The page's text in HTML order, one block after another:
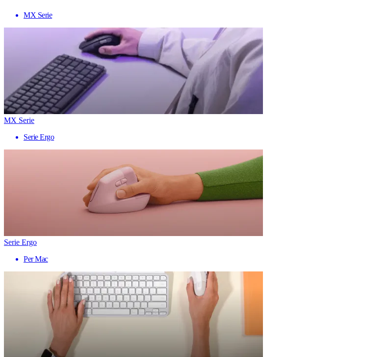
MX Serie
MX Serie
Serie Ergo
Serie Ergo
Per Mac